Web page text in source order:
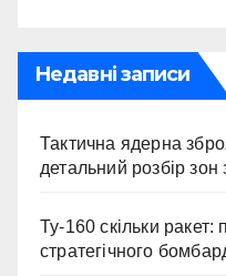
Недавні записи
Тактична ядерна
детальний розбір
Ту-160 скільки
стратегічного